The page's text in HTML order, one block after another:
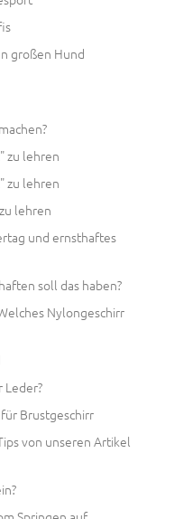
großen Hund
zu lehren
zu lehren
lehren
und ernsthaftes
soll das haben?
Nylongeschirr
Leder?
Brustgeschirr
von unseren Artikel